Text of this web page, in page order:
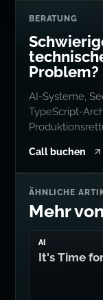
BERATUNG
Problem?
AI-Systeme,
TypeScript-
Call buchen
ÄHNLICHE
Mehr
AI
It's Time